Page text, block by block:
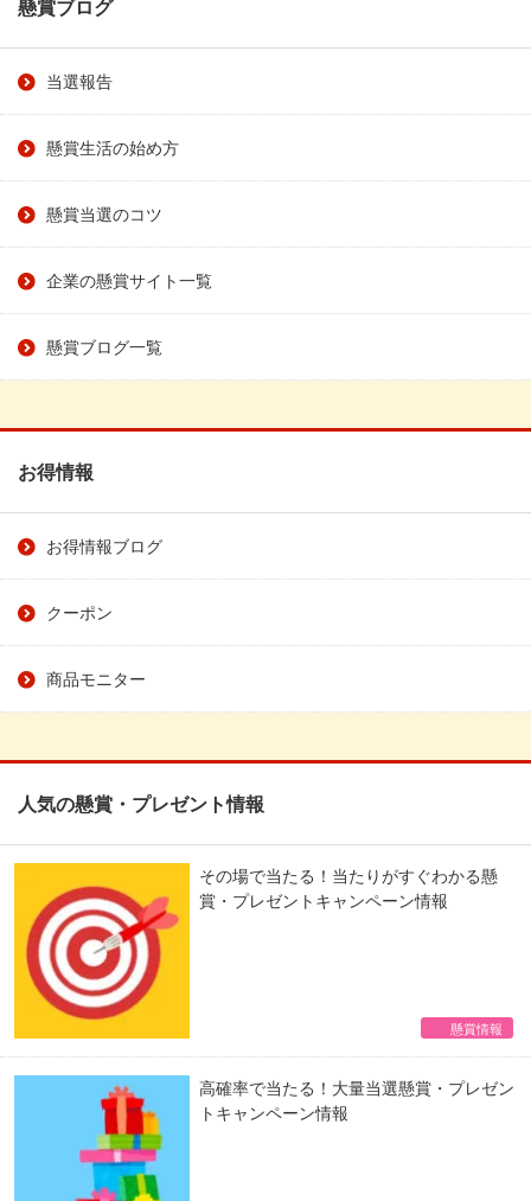
懸賞ブログ
当選報告
懸賞生活の始め方
懸賞当選のコツ
企業の懸賞サイト一覧
懸賞ブログ一覧
お得情報
お得情報ブログ
クーポン
商品モニター
人気の懸賞・プレゼント情報
その場で当たる！当たりがすぐわかる懸
賞・プレゼントキャンペーン情報
懸賞情報
高確率で当たる！大量当選懸賞・プレゼン
トキャンペーン情報